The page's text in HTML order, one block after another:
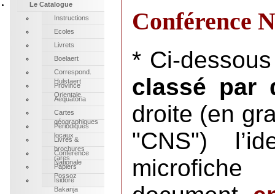
Le Catalogue
Instructions
Ecoles
Livrets
Boelaert
Correspond.
Hulstaert
Province
Orientale
Aequatoria
Cartes
géographiques
Périodiques
locaux
Livres &
brochures
rares
Conférence
Nationale
Papiers
Possoz
Isidore
Bakanja
Conférence
* Ci-
classé par
droite (en
"CNS")